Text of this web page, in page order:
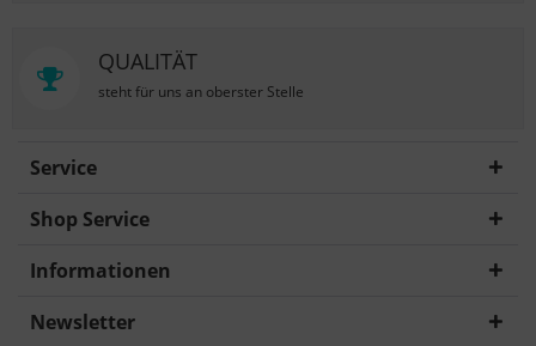
QUALITÄT
steht für uns an oberster Stelle
Service
Shop Service
Informationen
Newsletter